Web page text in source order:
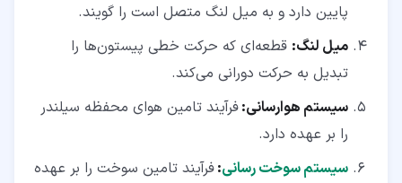
پایین دارد و به میل لنگ متصل است را گویند.
میل لنگ: قطعه‌ای که حرکت خطی پیستون‌ها را
تبدیل به حرکت دورانی می‌کند.
سیستم هوارسانی:فرآیند تامین هوای محفظه سیلندر
را بر عهده دارد.
سیستم سوخت رسانی:فرآیند تامین سوخت را بر عهده